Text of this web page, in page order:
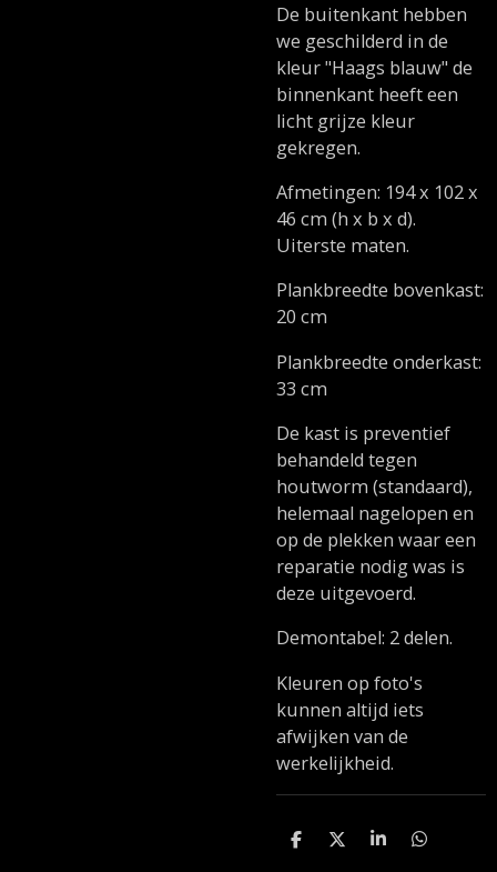
De buitenkant hebben
we geschilderd in de
kleur "Haags blauw" de
binnenkant heeft een
licht grijze kleur
gekregen.
Afmetingen: 194 x 102 x
46 cm (h x b x d).
Uiterste maten.
Plankbreedte bovenkast:
20 cm
Plankbreedte onderkast:
33 cm
De kast is preventief
behandeld tegen
houtworm (standaard),
helemaal nagelopen en
op de plekken waar een
reparatie nodig was is
deze uitgevoerd.
Demontabel: 2 delen.
Kleuren op foto's
kunnen altijd iets
afwijken van de
werkelijkheid.
D
D
S
D